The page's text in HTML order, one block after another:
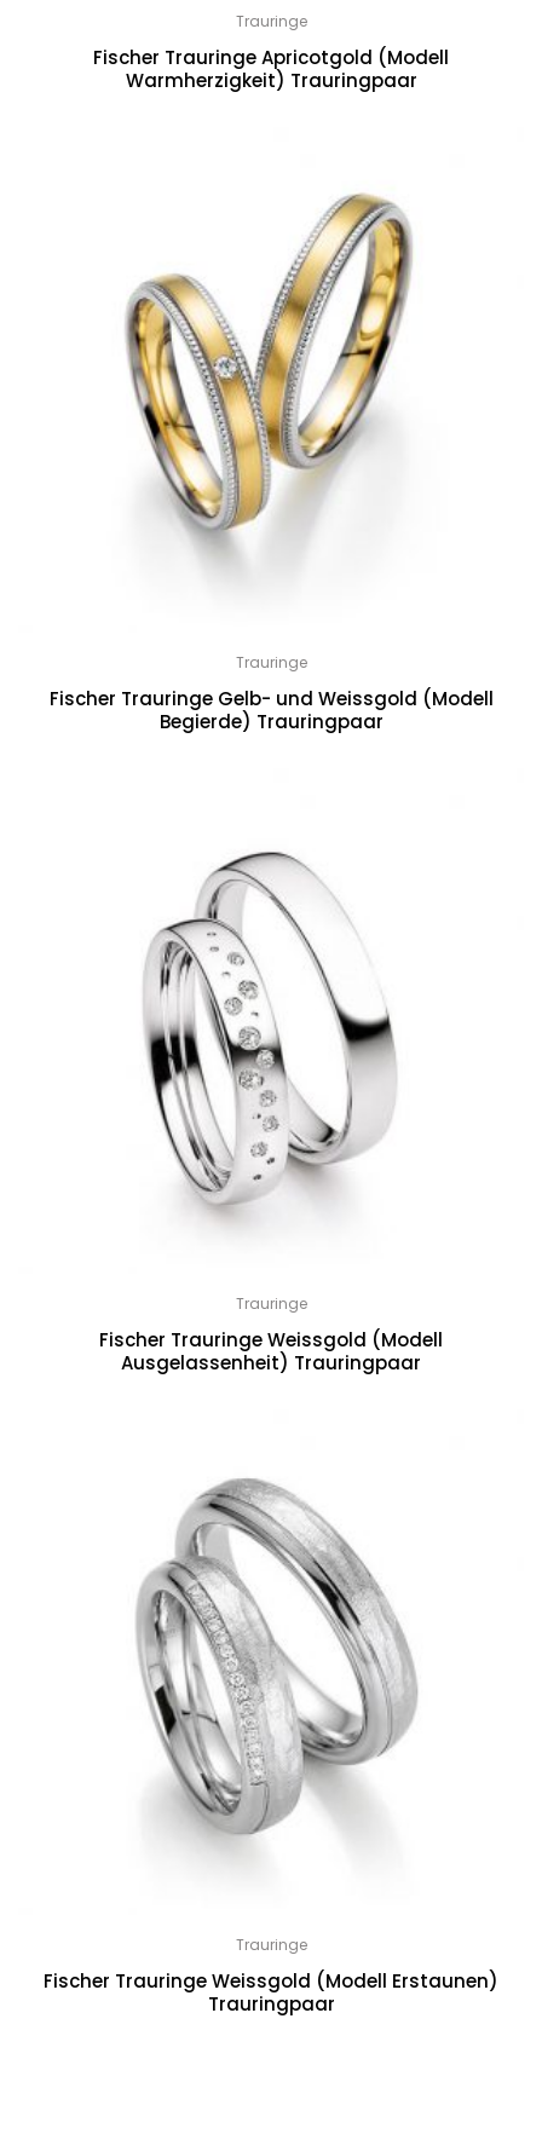
Trauringe
Fischer Trauringe Apricotgold (Modell
Warmherzigkeit) Trauringpaar
Trauringe
Fischer Trauringe Gelb- und Weissgold (Modell
Begierde) Trauringpaar
Trauringe
Fischer Trauringe Weissgold (Modell
Ausgelassenheit) Trauringpaar
Trauringe
Fischer Trauringe Weissgold (Modell Erstaunen)
Trauringpaar